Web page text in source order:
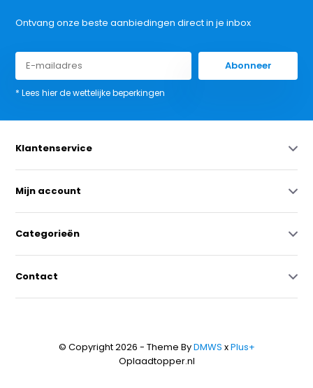
Ontvang onze beste aanbiedingen direct in je inbox
Abonneer
* Lees hier de wettelijke beperkingen
Klantenservice
Mijn account
Categorieën
Contact
© Copyright 2026 - Theme ByDMWS xPlus+
Oplaadtopper.nl